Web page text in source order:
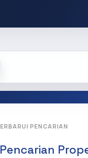
PENCARIAN
Pencarian